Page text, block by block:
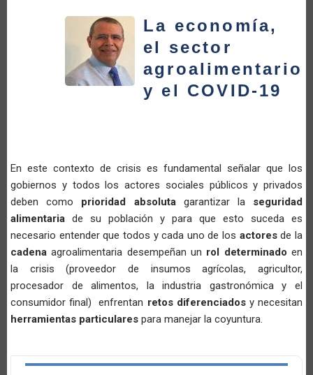
La economía,
el sector
agroalimentario
y el COVID-19
En este contexto de crisis es fundamental señalar que los
gobiernos y todos los actores sociales públicos y privados
deben como prioridad absolutagarantizar la seguridad
alimentaria de su población y para que esto suceda es
necesario entender que todos y cada uno de los actoresde la
cadenaagroalimentaria desempeñan un rol determinado en
la crisis (proveedor de insumos agrícolas, agricultor,
procesador de alimentos, la industria gastronómica y el
consumidor final) enfrentan retos diferenciadosy necesitan
herramientas particulares para manejar la coyuntura.